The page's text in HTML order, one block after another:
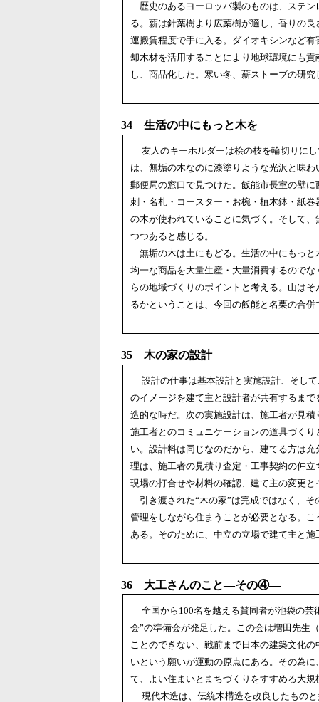
歴史のあるヨーロッパ製のものは、ステ
る。薪は針葉樹より広葉樹が適し、香りの
運搬賃程度で手に入る。ダイオキシンなど
却木材を活用することにより地球環境にも
し、商品化した。寒い冬、薪ストーブの研
34 生活の中にもっと木を
友人のキーホルダーは桧の枝を輪切りに
は、無垢の木なのに漆塗りような光沢と味
郵便局の窓口で見つけた。飯能市長室の壁
刺・名札・コースター・お椀・植木鉢・紙
の木が使われていることに気づく。そして
つつあると感じる。
無垢の木は土にもどる。生活の中にもっ
均一な商品を大量生産・大量消費するので
らの地域づくりのポイントと考える。山は
るかということは、今回の飯能と名栗の合
35 木の家の設計
設計の仕事は基本設計と実施設計、そし
のイメージを建て主と設計者が共有するま
造的な時だ。次の実施設計は、施工者が見
施工者とのコミュニケーションの道具づく
い。設計料は同じなのだから、建てる方は
理は、施工者の見積り査定・工事契約の仲
現場の打合せや材料の確認、建て主の変更
引き渡された“木の家”は完成ではなく、
管理をしながら住まうことが必要となる。
ある。そのために、中立の立場で建て主と
36 大工さんのこと―その④―
全国から100名を越える賛同者が池袋の芸
会”の準備会が発足した。この会は増田先生
ことのできない、戦前まで日本の建築文化
いという願いが運動の原点にある。その為
て、よい住まいとまちづくりをすすめる大
現代木造は、伝統木構造を改良したもの